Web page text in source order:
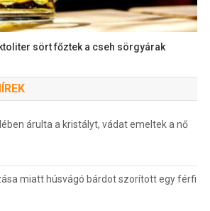
sört főztek a cseh sörgyárak
árulta a kristályt, vádat emeltek a nő
miatt húsvágó bárdot szorított egy férfi